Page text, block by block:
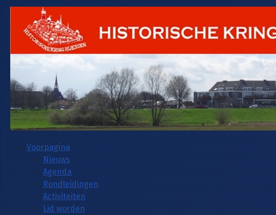
Voorpagina
Nieuws
Agenda
Rondleidingen
Activiteiten
Lid worden